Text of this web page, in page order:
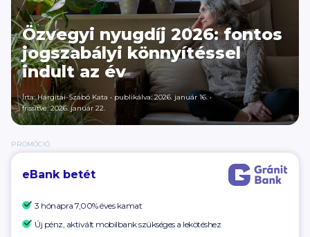
Özvegyi nyugdíj 2026: fontos
jogszabályi könnyítéssel
indult az év
Írta:Hargitai-Szabó Kata • publikálva: 2026. január 16. •
frissítve: 2026. január 22.
PROMÓCIÓ
eBank betét
3 hónapra 7,00% éves kamat
Új pénz, aktivált mobilbank szükséges a lekötéshez